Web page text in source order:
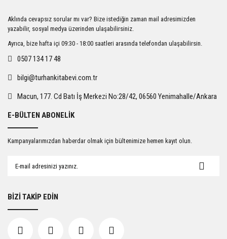
Ürün açıklamasında eksik bilgiler bulunuyor.
Ürün bilgilerinde hatalar bulunuyor.
Ürün fiyatı diğer sitelerden daha pahalı.
Gönder
Aklında cevapsız sorular mı var? Bize istediğin zaman mail adresimizden
yazabilir, sosyal medya üzerinden ulaşabilirsiniz.
Ayrıca, bize hafta içi 09:30 - 18:00 saatleri arasında telefondan ulaşabilirsin.
0507 134 17 48
bilgi@turhankitabevi.com.tr
Macun, 177. Cd Batı İş Merkezi No:28/42, 06560 Yenimahalle/Ankara
E-BÜLTEN ABONELİK
Kampanyalarımızdan haberdar olmak için bültenimize hemen kayıt olun.
BİZİ TAKİP EDİN